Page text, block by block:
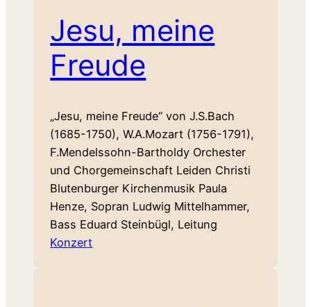
Jesu, meine
Freude
„Jesu, meine Freude“ von J.S.Bach
(1685-1750), W.A.Mozart (1756-1791),
F.Mendelssohn-Bartholdy Orchester
und Chorgemeinschaft Leiden Christi
Blutenburger Kirchenmusik Paula
Henze, Sopran Ludwig Mittelhammer,
Bass Eduard Steinbügl, Leitung
Konzert